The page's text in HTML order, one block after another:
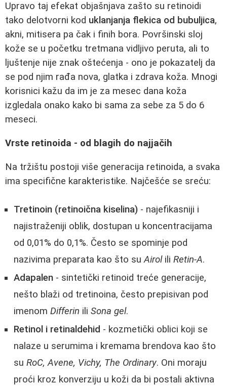
Upravo taj efekat objašnjava zašto su retinoidi
tako delotvorni kod uklanjanja flekica od bubuljica,
akni, mitisera pa čak i finih bora. Površinski sloj
kože se u početku tretmana vidljivo peruta, ali to
ljuštenje nije znak oštećenja - ono je pokazatelj da
se pod njim rađa nova, glatka i zdrava koža. Mnogi
korisnici kažu da im je za mesec dana koža
izgledala onako kako bi sama za sebe za 5 do 6
meseci.
Vrste retinoida - od blagih do najjačih
Na tržištu postoji više generacija retinoida, a svaka
ima specifične karakteristike. Najčešće se sreću:
Tretinoin (retinoična kiselina) - najefikasniji i
najistraženiji oblik, dostupan u koncentracijama
od 0,01% do 0,1%. Često se spominje pod
nazivima preparata kao što suAirolili Retin‑A.
Adapalen - sintetički retinoid treće generacije,
nešto blaži od tretinoina, često prepisivan pod
imenom Differin ili Sona gel.
Retinol i retinaldehid - kozmetički oblici koji se
nalaze u serumima i kremama brendova kao što
su RoC, Avene, Vichy, The Ordinary. Oni moraju
proći kroz konverziju u koži da bi postali aktivna